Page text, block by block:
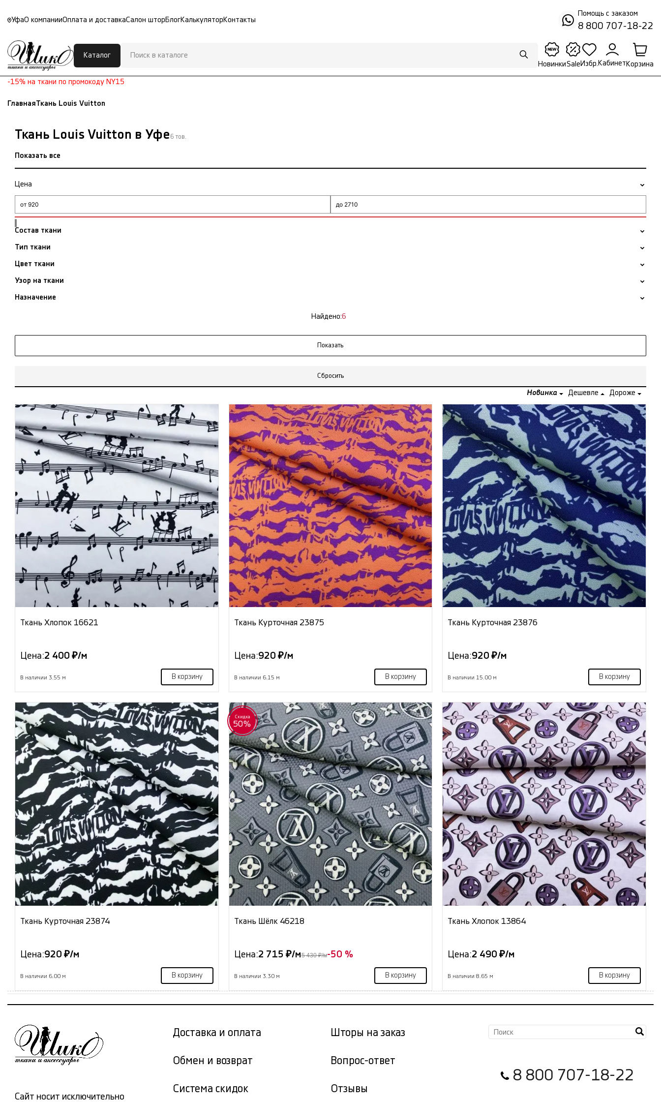
УфаО компанииОплата и доставкаСалон штор БлогКалькулятор Контакты
Помощь с заказом
8 800 707-18-22
Каталог
НовинкиSale Избр. Кабинет Корзина
-15% на ткани по промокоду NY15
ГлавнаяТкань Louis Vuitton
Ткань Louis Vuitton в Уфе 6 тов.
Показать все
Цена
Состав ткани
Тип ткани
Цвет ткани
Узор на ткани
Назначение
Найдено:6
Сбросить
Новинка Дешевле Дороже
Ткань Хлопок 16621
Цена:2 400 ₽/м
В наличии 3.55 м В корзину
Ткань Курточная 23875
Цена:920 ₽/м
В наличии 6.15 м В корзину
Ткань Курточная 23876
Цена:920 ₽/м
В наличии 15.00 м В корзину
Ткань Курточная 23874
Цена:920 ₽/м
В наличии 6.00 м В корзину
Скидка
50%
Ткань Шёлк 46218
Цена:2 715 ₽/м5 430 ₽/м-50 %
В наличии 3.30 м В корзину
Ткань Хлопок 13864
Цена:2 490 ₽/м
В наличии 8.65 м В корзину
Сайт носит исключительно
Доставка и оплата
Обмен и возврат
Система скидок
Шторы на заказ
Вопрос-ответ
Отзывы
8 800 707-18-22